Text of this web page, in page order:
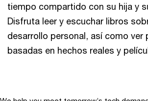
tiempo compartido con su hija y
Disfruta leer y escuchar libros
desarrollo personal, así como ver
basadas en hechos reales y